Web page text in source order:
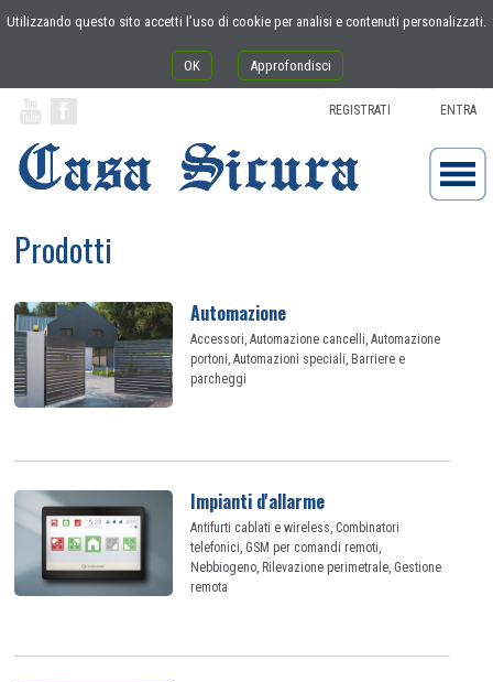
Utilizzando questo sito accetti l’uso di cookie per analisi e contenuti personalizzati.
OK Approfondisci
ENTRA
REGISTRATI
Prodotti
Automazione
Accessori, Automazione cancelli, Automazione
portoni, Automazioni speciali, Barriere e
parcheggi
Impianti d'allarme
Antifurti cablati e wireless, Combinatori
telefonici, GSM per comandi remoti,
Nebbiogeno, Rilevazione perimetrale, Gestione
remota